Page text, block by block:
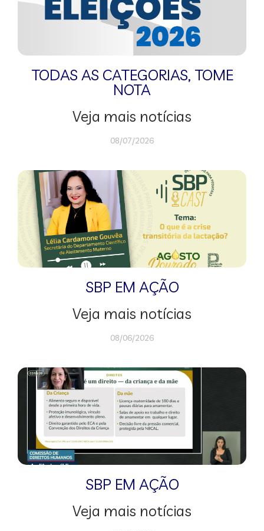
TODAS AS CATEGORIAS, TOME
NOTA
Veja mais notícias
08/07/2026
SBP EM AÇÃO
Veja mais notícias
08/06/2026
SBP EM AÇÃO
Veja mais notícias